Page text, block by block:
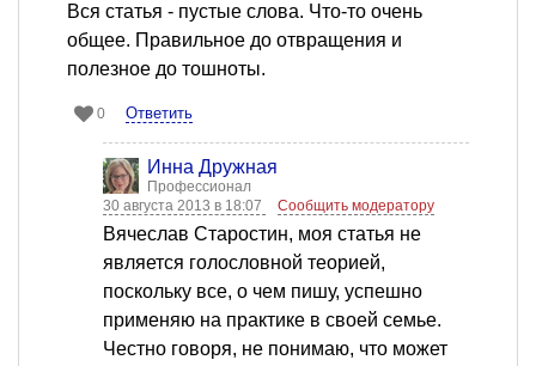
Вся статья - пустые слова. Что-то очень
общее. Правильное до отвращения и
полезное до тошноты.
0 Ответить
Инна Дружная
Профессионал
30 августа 2013 в 18:07
Сообщить модератору
Вячеслав Старостин, моя статья не
является голословной теорией,
поскольку все, о чем пишу, успешно
применяю на практике в своей семье.
Честно говоря, не понимаю, что может